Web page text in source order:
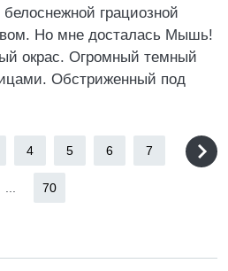
грациозной
Но мне досталась Мышь!
окрас. Огромный темный
Обстриженный под
4 5 6 7
70